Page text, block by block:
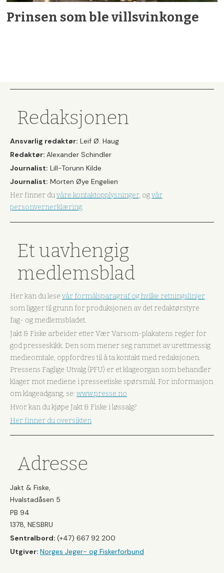
Prinsen som ble villsvinkonge
Redaksjonen
Ansvarlig redaktør: Leif Ø. Haug
Redaktør: Alexander Schindler
Journalist: Lill-Torunn Kilde
Journalist: Morten Øye Engelien
Her finner duvåre kontaktopplysninger, ogvår
personvernerklæring.
Et uavhengig
medlemsblad
Her kan du lese vår formålsparagraf og hvilke retningslinjer
som ligger til grunn for produksjonen av det redaktørstyre
fag- og medlemsbladet.
Jakt & Fiske arbeider etter Vær Varsom-plakatens regler for
god presseskikk. Den som mener seg rammet av urettmessig
medieomtale, oppfordres til å ta kontakt med redaksjonen.
Pressens Faglige Utvalg (PFU) er et klageorgan som behandler
klager mot mediene i presseetiske spørsmål. For informasjon
om klageadgang, se: www.presse.no
Hvor kan du kjøpe Jakt & Fiske i løssalg?
Her finner du oversikten
Adresse
Jakt & Fiske,
Hvalstadåsen 5
PB 94
1378, NESBRU
Sentralbord: (+47) 667 92 200
Utgiver: Norges Jeger- og Fiskerforbund